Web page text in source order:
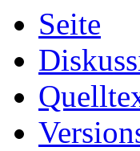
Seite